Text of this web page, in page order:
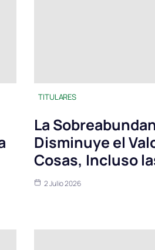
TITULARES
La
Disminuye el
Cosas, Incluso
2 Julio 2026